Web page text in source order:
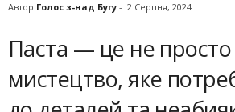
Автор Голос з-над Бугу - 2 Серпня, 2024
Паста — це не просто
мистецтво, яке